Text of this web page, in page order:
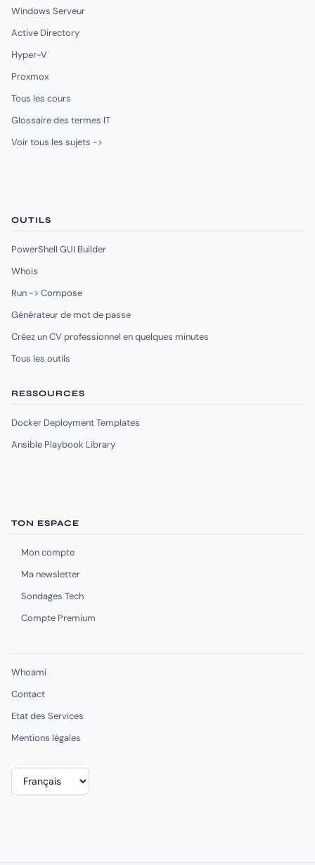
Windows Serveur
Active Directory
Hyper-V
Proxmox
Tous les cours
Glossaire des termes IT
Voir tous les sujets ->
OUTILS
PowerShell GUI Builder
Whois
Run -> Compose
Générateur de mot de passe
Créez un CV professionnel en quelques minutes
Tous les outils
RESSOURCES
Docker Deployment Templates
Ansible Playbook Library
TON ESPACE
Mon compte
Ma newsletter
Sondages Tech
Compte Premium
Whoami
Contact
Etat des Services
Mentions légales
Choisir
une